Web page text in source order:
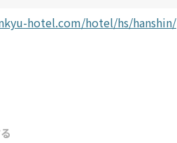
hotel.com/hotel/hs/hanshin/